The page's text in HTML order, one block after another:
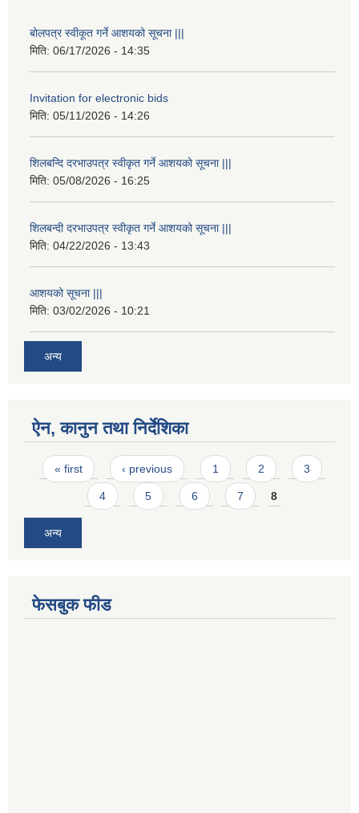
बोलपत्र स्वीकूत गर्ने आशयको सूचना |||
मिति: 06/17/2026 - 14:35
Invitation for electronic bids
मिति: 05/11/2026 - 14:26
शिलबन्दि दरभाउपत्र स्वीकृत गर्ने आशयको सूचना |||
मिति: 05/08/2026 - 16:25
शिलबन्दी दरभाउपत्र स्वीकृत गर्ने आशयको सूचना |||
मिति: 04/22/2026 - 13:43
आशयको सूचना |||
मिति: 03/02/2026 - 10:21
अन्य
ऐन, कानुन तथा निर्देशिका
Pages
« first ‹ previous 1 2 3
4 5 6 7 8
अन्य
फेसबुक फीड